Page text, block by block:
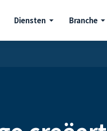
Diensten Branche